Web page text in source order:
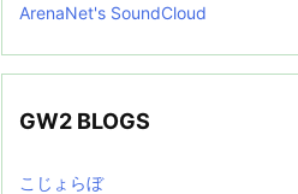
ArenaNet's SoundCloud
GW2 BLOGS
こじょらぼ